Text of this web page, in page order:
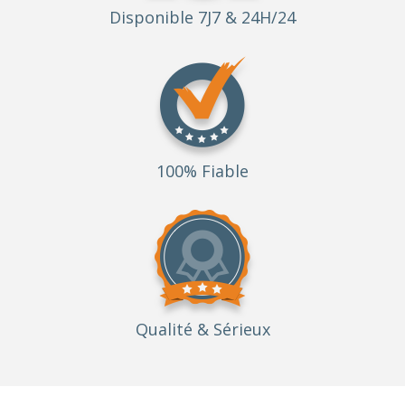
Disponible 7J7 & 24H/24
100% Fiable
Qualité & Sérieux